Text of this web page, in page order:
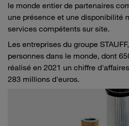
le monde entier de partenaires
une présence et une disponibilité
services compétents sur site.
Les entreprises du groupe
personnes dans le monde, dont
réalisé en 2021 un chiffre
283 millions d'euros.